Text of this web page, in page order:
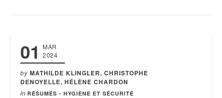
01
MAR
2024
by MATHILDE KLINGLER, CHRISTOPHE
DENOYELLE, HÉLÈNE CHARDON
in RÉSUMÉS - HYGIÈNE ET SÉCURITÉ